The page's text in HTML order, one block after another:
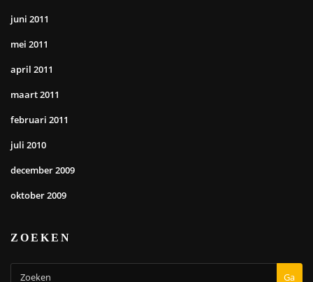
juni 2011
mei 2011
april 2011
maart 2011
februari 2011
juli 2010
december 2009
oktober 2009
ZOEKEN
Ga